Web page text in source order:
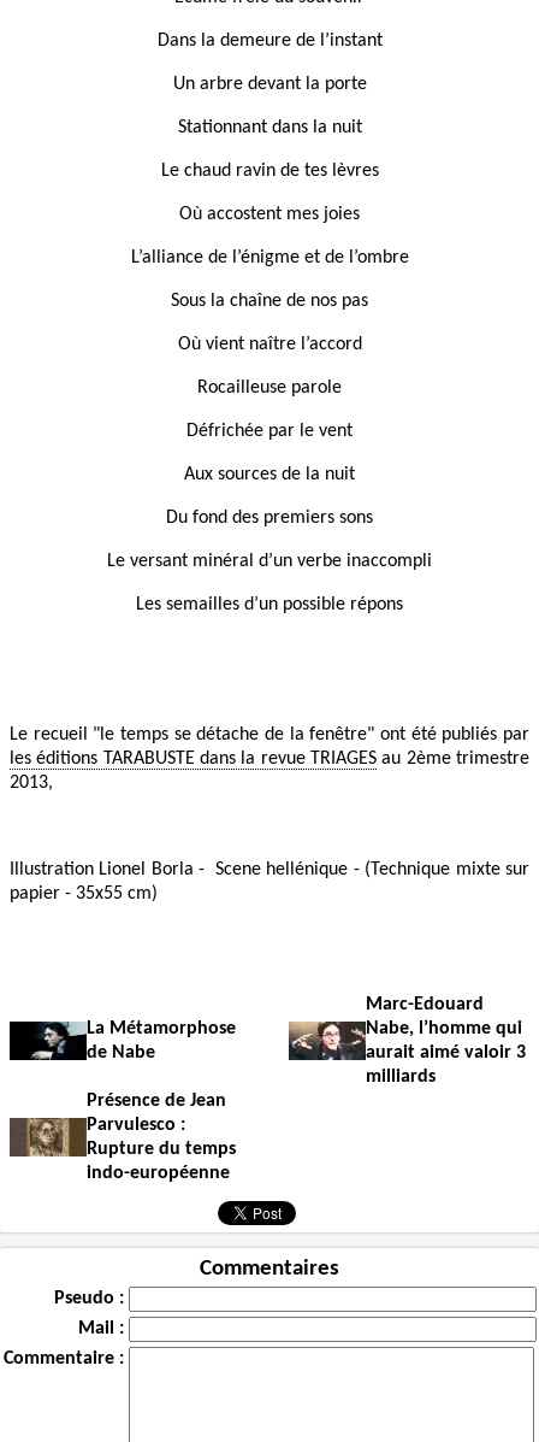
Dans la demeure de l’instant
Un arbre devant la porte
Stationnant dans la nuit
Le chaud ravin de tes lèvres
Où accostent mes joies
L’alliance de l’énigme et de l’ombre
Sous la chaîne de nos pas
Où vient naître l’accord
Rocailleuse parole
Défrichée par le vent
Aux sources de la nuit
Du fond des premiers sons
Le versant minéral d’un verbe inaccompli
Les semailles d’un possible répons
Le recueil "le temps se détache de la fenêtre" ont été publiés par
les éditions TARABUSTE dans la revue TRIAGES au 2ème trimestre
2013,
Illustration Lionel Borla - Scene hellénique - (Technique mixte sur
papier - 35x55 cm)
La Métamorphose
de Nabe
Marc-Edouard
Nabe, l’homme qui
aurait aimé valoir 3
milliards
Présence de Jean
Parvulesco :
Rupture du temps
indo-européenne
Commentaires
Pseudo :
Mail :
Commentaire :